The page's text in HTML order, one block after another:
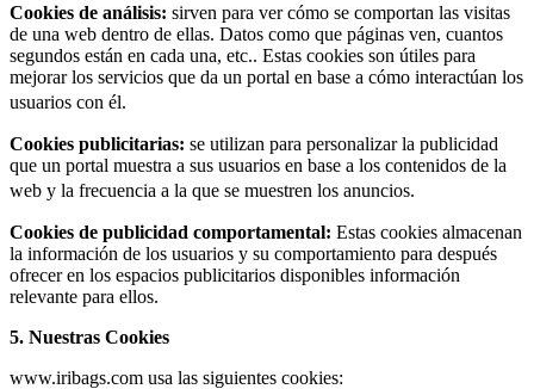
Cookies de análisis: sirven para ver cómo se comportan las visitas
de una web dentro de ellas. Datos como que páginas ven, cuantos
segundos están en cada una, etc.. Estas cookies son útiles para
mejorar los servicios que da un portal en base a cómo interactúan los
usuarios con él.
Cookies publicitarias: se utilizan para personalizar la publicidad
que un portal muestra a sus usuarios en base a los contenidos de la
web y la frecuencia a la que se muestren los anuncios.
Cookies de publicidad comportamental: Estas cookies almacenan
la información de los usuarios y su comportamiento para después
ofrecer en los espacios publicitarios disponibles información
relevante para ellos.
5. Nuestras Cookies
www.iribags.com usa las siguientes cookies: